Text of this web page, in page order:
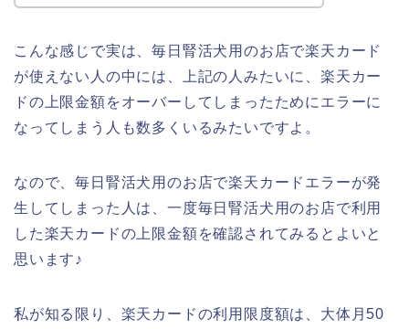
こんな感じで実は、毎日腎活犬用のお店で楽天カード
が使えない人の中には、上記の人みたいに、楽天カー
ドの上限金額をオーバーしてしまったためにエラーに
なってしまう人も数多くいるみたいですよ。
なので、毎日腎活犬用のお店で楽天カードエラーが発
生してしまった人は、一度毎日腎活犬用のお店で利用
した楽天カードの上限金額を確認されてみるとよいと
思います♪
私が知る限り、楽天カードの利用限度額は、大体月50